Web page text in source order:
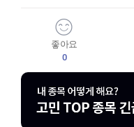
좋아요
0